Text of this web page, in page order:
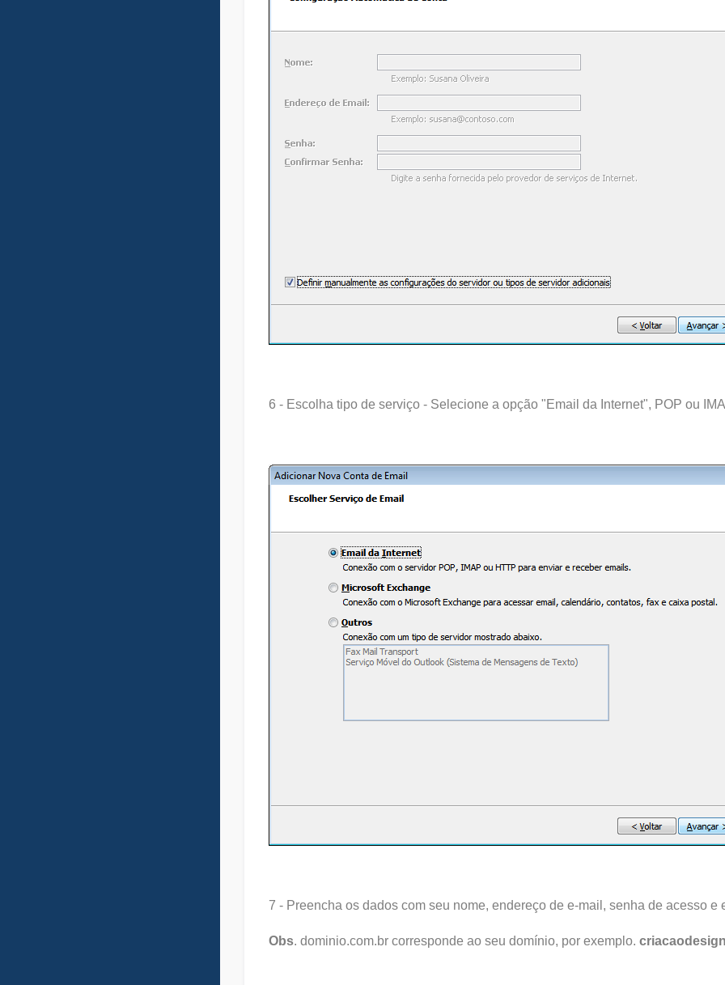
6 - Escolha tipo de serviço - Selecione a opção "Email da Internet", POP ou
7 - Preencha os dados com seu nome, endereço de e-mail, senha de acesso
Obs. dominio.com.br corresponde ao seu domínio, por exemplo.